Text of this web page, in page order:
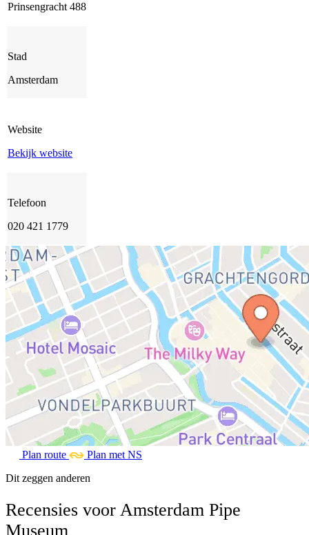
Prinsengracht 488
Stad
Amsterdam
Website
Bekijk website
Telefoon
020 421 1779
Plan route
Plan met NS
Dit zeggen anderen
Recensies voor Amsterdam Pipe
Museum